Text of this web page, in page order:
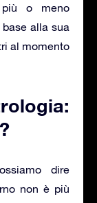
o meno
alla sua
al momento
dire
non è più